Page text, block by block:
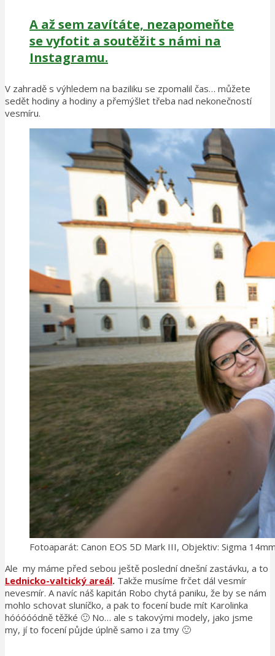
A až sem zavítáte, nezapomeňte
se vyfotit a soutěžit s námi na
Instagramu.
V zahradě s výhledem na baziliku se zpomalil čas… můžete
sedět hodiny a hodiny a přemýšlet třeba nad nekonečností
vesmíru.
Fotoaparát: Canon EOS 5D Mark III, Objektiv: Sigma
Ale my máme před sebou ještě poslední dnešní zastávku, a to
Lednicko-valtický areál. Takže musíme frčet dál vesmír
nevesmír. A navíc náš kapitán Robo chytá paniku, že by se nám
mohlo schovat sluníčko, a pak to focení bude mít Karolinka
hóóóóódně těžké 🙂 No… ale s takovými modely, jako jsme
my, jí to focení půjde úplně samo i za tmy 🙂